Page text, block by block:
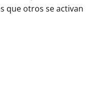
que otros se activan